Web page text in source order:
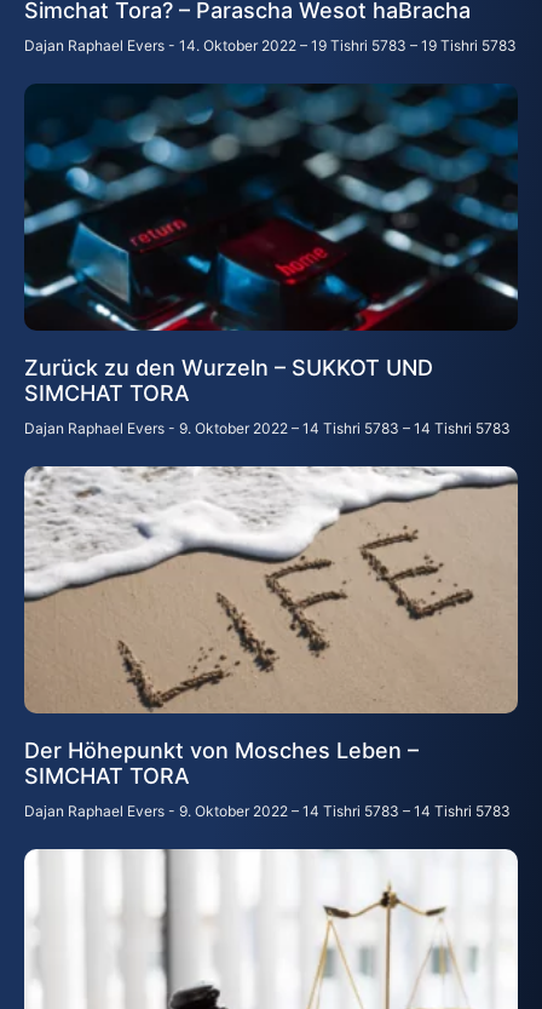
Simchat Tora? – Parascha Wesot haBracha
Dajan Raphael Evers 14. Oktober 2022 – 19 Tishri 5783 – 19 Tishri 5783
Zurück zu den Wurzeln – SUKKOT UND
SIMCHAT TORA
Dajan Raphael Evers 9. Oktober 2022 – 14 Tishri 5783 – 14 Tishri 5783
Der Höhepunkt von Mosches Leben –
SIMCHAT TORA
Dajan Raphael Evers 9. Oktober 2022 – 14 Tishri 5783 – 14 Tishri 5783